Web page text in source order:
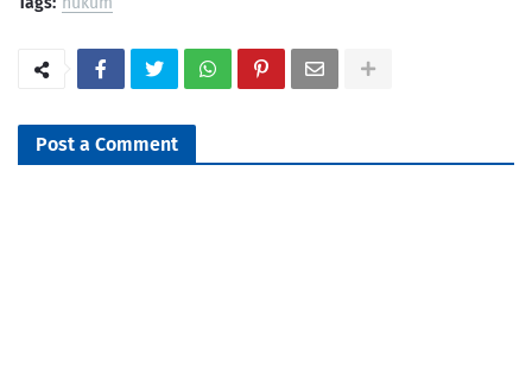
Post a Comment